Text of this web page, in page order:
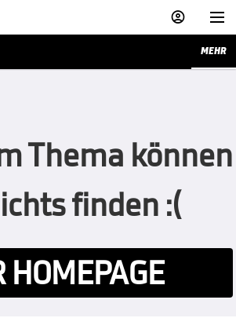


MEHR
Thema können
finden :(
HOMEPAGE